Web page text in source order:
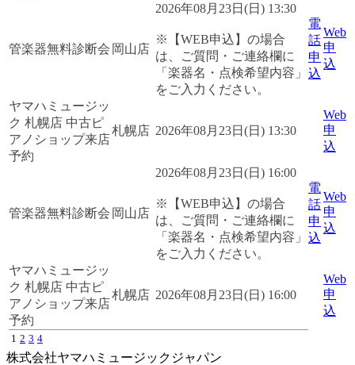
管楽器無料診断会 岡山店
2026年08月23日(日) 13:30
※【WEB申込】の場合
は、ご質問・ご連絡欄に
「楽器名・点検希望内容」
をご入力ください。
電
話
申
込
Web
申
込
ヤマハミュージッ
ク 札幌店 中古ピ
アノショップ来店
予約
札幌店 2026年08月23日(日) 13:30
Web
申
込
管楽器無料診断会 岡山店
2026年08月23日(日) 16:00
※【WEB申込】の場合
は、ご質問・ご連絡欄に
「楽器名・点検希望内容」
をご入力ください。
電
話
申
込
Web
申
込
ヤマハミュージッ
ク 札幌店 中古ピ
アノショップ来店
予約
札幌店 2026年08月23日(日) 16:00
Web
申
込
1 2 3 4
株式会社ヤマハミュージックジャパン